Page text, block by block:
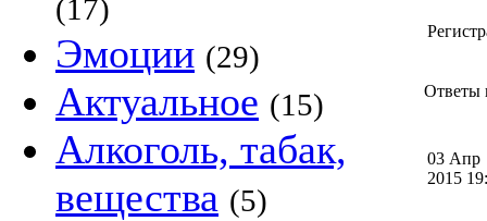
(17)
Эмоции (29)
Актуальное (15)
Алкоголь, табак,
вещества (5)
Ответы
03 Апр
2015